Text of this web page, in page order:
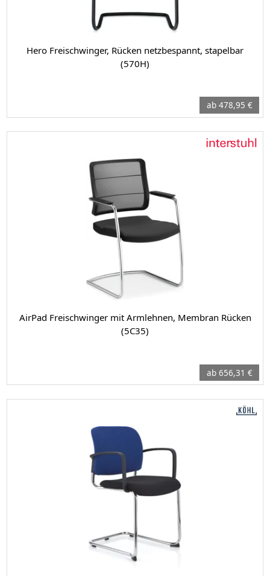
Hero Freischwinger, Rücken netzbespannt, stapelbar
(570H)
ab 478,95 €
AirPad Freischwinger mit Armlehnen, Membran Rücken
(5C35)
ab 656,31 €